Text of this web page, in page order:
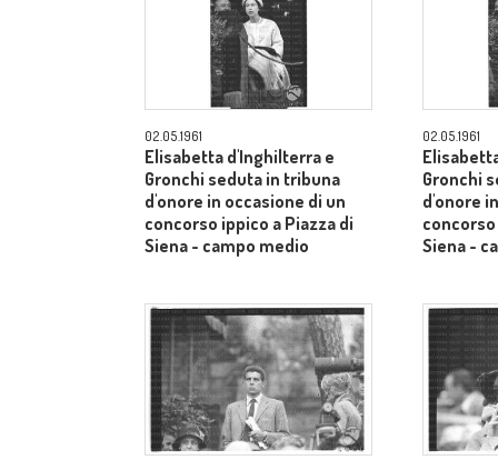
02.05.1961
Elisabetta d'Inghilterra e
Gronchi seduta in tribuna
d'onore in occasione di un
concorso ippico a Piazza di
Siena - campo medio
02.05.1961
Gronchi
d'onore
Siena -